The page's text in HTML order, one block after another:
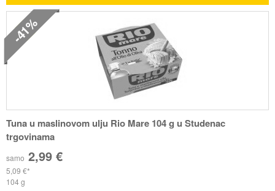
-41%
Tuna u maslinovom ulju Rio Mare 104 g u Studenac
trgovinama
samo 2,99 €
5,09 €
104 g